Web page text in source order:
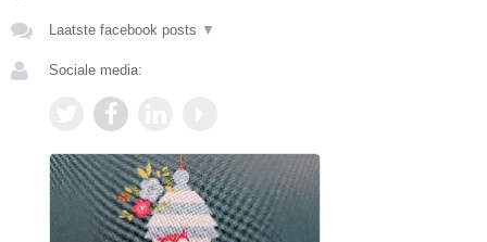
Laatste facebook posts ▼
Sociale media: